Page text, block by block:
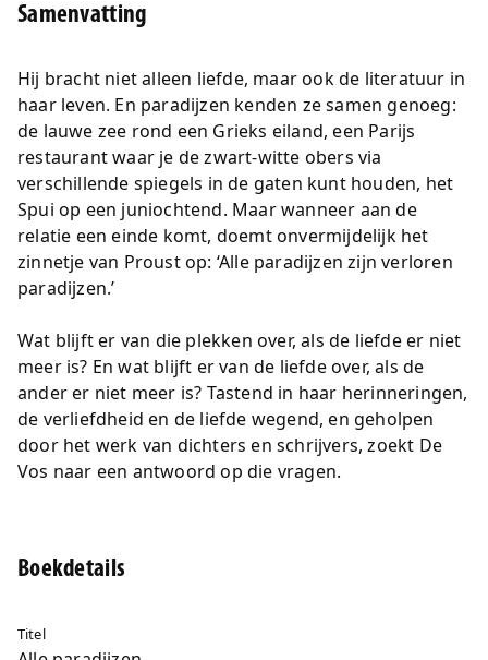
Samenvatting
Hij bracht niet alleen liefde, maar ook de literatuur in
haar leven. En paradijzen kenden ze samen genoeg:
de lauwe zee rond een Grieks eiland, een Parijs
restaurant waar je de zwart-witte obers via
verschillende spiegels in de gaten kunt houden, het
Spui op een juniochtend. Maar wanneer aan de
relatie een einde komt, doemt onvermijdelijk het
zinnetje van Proust op: ‘Alle paradijzen zijn verloren
paradijzen.’
Wat blijft er van die plekken over, als de liefde er niet
meer is? En wat blijft er van de liefde over, als de
ander er niet meer is? Tastend in haar herinneringen,
de verliefdheid en de liefde wegend, en geholpen
door het werk van dichters en schrijvers, zoekt De
Vos naar een antwoord op die vragen.
Boekdetails
Titel